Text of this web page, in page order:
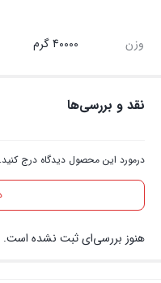
وزن 40000 گرم
نقد و بررسی‌ها
درمورد این محصول دیدگاه درج کنید.
هنوز بررسی‌ای ثبت نشده است.